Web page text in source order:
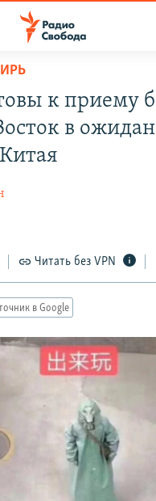
НА РАССЫЛКУ
к приему
в
Читать без VPN
в Google